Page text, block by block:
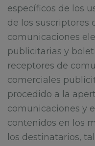
específicos de los
de los suscriptores
comunicaciones
publicitarias y
receptores de
comerciales
procedido a la
comunicaciones y
contenidos en los
los destinatarios,